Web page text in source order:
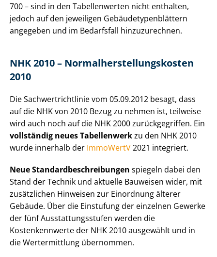
700 – sind in den Tabellenwerten nicht enthalten,
jedoch auf den jeweiligen Ge­bäu­de­ty­pen­blät­tern
angegeben und im Bedarfsfall hinzuzurechnen.
NHK 2010 – Nor­mal­her­stel­lungs­kos­ten
2010
Die Sach­wert­richt­li­nie vom 05.09.2012 besagt, dass
auf die NHK von 2010 Bezug zu nehmen ist, teilweise
wird auch noch auf die NHK 2000 zurückgegriffen. Ein
vollständig neues Tabellenwerkzu den NHK 2010
wurde innerhalb der ImmoWertV2021 integriert.
Neue Stan­dard­be­schrei­bun­gen spiegeln dabei den
Stand der Technik und aktuelle Bauweisen wider, mit
zusätzlichen Hinweisen zur Einordnung älterer
Gebäude. Über die Einstufung der einzelnen Gewerke
der fünf Aus­stat­tungs­stu­fen werden die
Kostenkennwerte der NHK 2010 ausgewählt und in
die Wertermittlung übernommen.